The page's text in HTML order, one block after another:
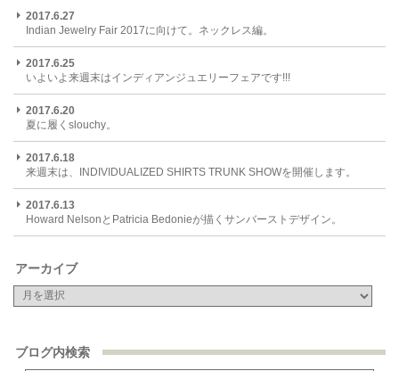
2017.6.27
Indian Jewelry Fair 2017に向けて。ネックレス編。
2017.6.25
いよいよ来週末はインディアンジュエリーフェアです!!!
2017.6.20
夏に履くslouchy。
2017.6.18
来週末は、INDIVIDUALIZED SHIRTS TRUNK SHOWを開催します。
2017.6.13
Howard NelsonとPatricia Bedonieが描くサンバーストデザイン。
アーカイブ
ブログ内検索